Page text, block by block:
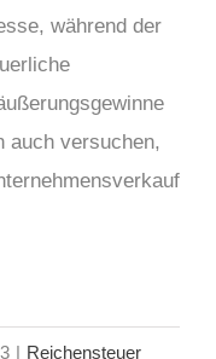
während der
auch versuchen,
| Reichensteuer